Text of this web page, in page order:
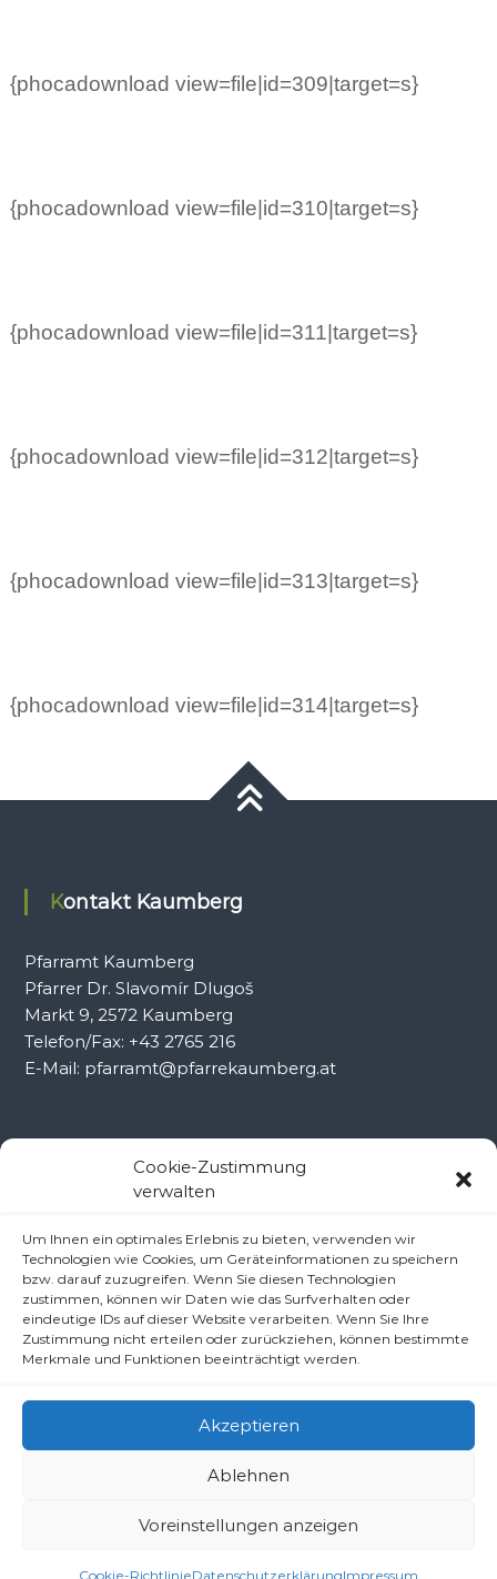
Cookie-Zustimmung
verwalten
Um Ihnen ein optimales Erlebnis zu bieten, verwenden wir
Technologien wie Cookies, um Geräteinformationen zu speichern
bzw. darauf zuzugreifen. Wenn Sie diesen Technologien
zustimmen, können wir Daten wie das Surfverhalten oder
eindeutige IDs auf dieser Website verarbeiten. Wenn Sie Ihre
Zustimmung nicht erteilen oder zurückziehen, können bestimmte
Merkmale und Funktionen beeinträchtigt werden.
Akzeptieren
Ablehnen
Voreinstellungen anzeigen
Cookie-RichtlinieDatenschutzerklärungImpressum
{phocadownload view=file|id=309|target=s}
{phocadownload view=file|id=310|target=s}
{phocadownload view=file|id=311|target=s}
{phocadownload view=file|id=312|target=s}
{phocadownload view=file|id=313|target=s}
{phocadownload view=file|id=314|target=s}
Kontakt Kaumberg
Pfarramt Kaumberg
Pfarrer Dr. Slavomír Dlugoš
Markt 9, 2572 Kaumberg
Telefon/Fax: +43 2765 216
E-Mail: pfarramt@pfarrekaumberg.at
Kontakt Ramsau
Pfarrer Dr. Slavomír Dlugoš
Oberdörfl 8, 3172 Ramsau
Telefon: +43 2764 8240
E-Mail: pfarre.ramsau@gmx.at
Pfarren unter derAraburg
Datenschutzerklärung/Haftungsausschluss (Disclaimer)